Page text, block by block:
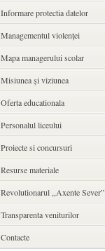
Informare protectia datelor
Managementul violenței
Mapa managerului scolar
Misiunea şi viziunea
Oferta educationala
Personalul liceului
Proiecte si concursuri
Resurse materiale
Revolutionarul ,,Axente Sever”
Transparenta veniturilor
Contacte